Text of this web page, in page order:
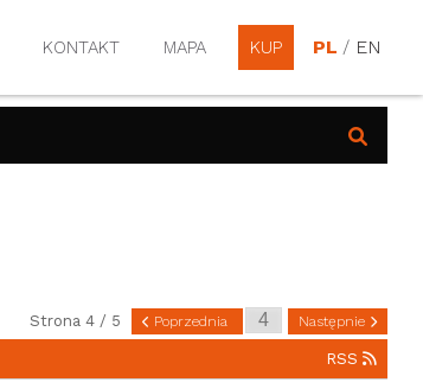
PL / EN
KONTAKT MAPA KUP
Strona 4 / 5 Poprzednia Następnie
RSS